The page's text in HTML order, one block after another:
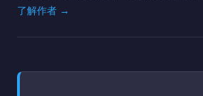
了解作者 →